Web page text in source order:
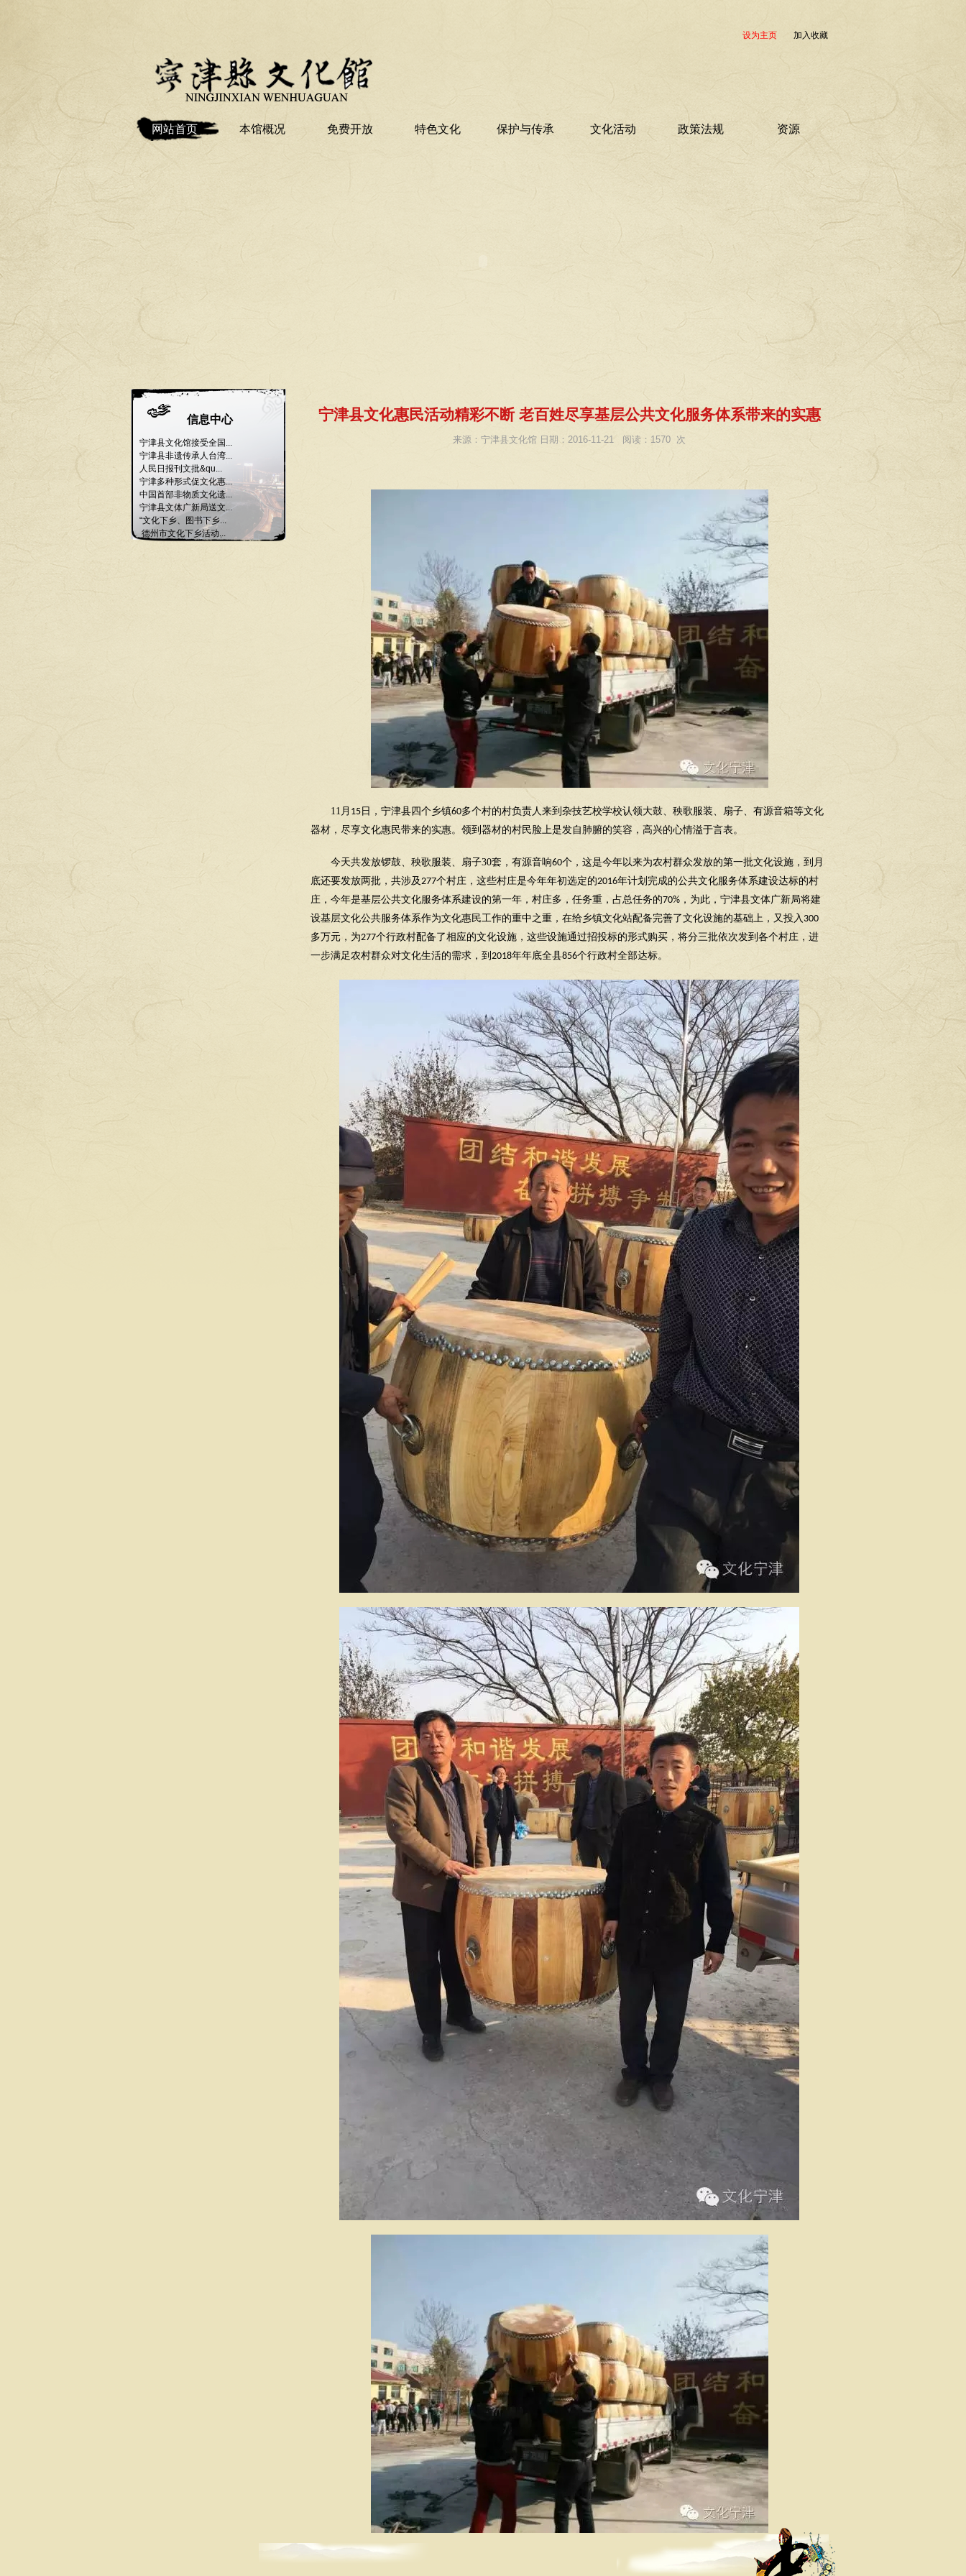
设为主页 加入收藏
网站首页 本馆概况 免费开放 特色文化 保护与传承 文化活动 政策法规 资源
信息中心
宁津县文化馆接受全国...
宁津县非遗传承人台湾...
人民日报刊文批&qu...
宁津多种形式促文化惠...
中国首部非物质文化遗...
宁津县文体广新局送文...
“文化下乡、图书下乡...
德州市文化下乡活动...
宁津县文化惠民活动精彩不断 老百姓尽享基层公共文化服务体系带来的实惠
来源：宁津县文化馆 日期：2016-11-21 阅读：1570 次
11 月 15 日，宁津县四个乡镇60多个村的村负责人来到杂技艺校学校认领大鼓、秧歌服装、扇子、有源音箱等文化
器材，尽享文化惠民带来的实惠。领到器材的村民脸上是发自肺腑的笑容，高兴的心情溢于言表。
今天共发放锣鼓、秧歌服装、扇子30套，有源音响60个，这是今年以来为农村群众发放的第一批文化设施，到月
底还要发放两批，共涉及277个村庄，这些村庄是今年年初选定的2016年计划完成的公共文化服务体系建设达标的村
庄，今年是基层公共文化服务体系建设的第一年，村庄多，任务重，占总任务的70% ，为此，宁津县文体广新局将建
设基层文化公共服务体系作为文化惠民工作的重中之重，在给乡镇文化站配备完善了文化设施的基础上，又投入300
多万元，为277个行政村配备了相应的文化设施，这些设施通过招投标的形式购买，将分三批依次发到各个村庄，进
一步满足农村群众对文化生活的需求，到 2018年年底全县856个行政村全部达标。